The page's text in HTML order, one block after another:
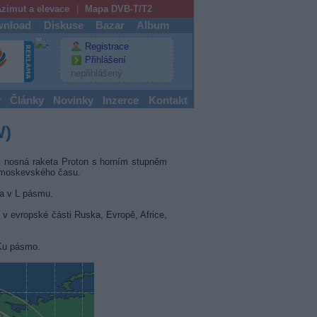
a elevace Mapa DVB-T/T2
Diskuse Bazar Album
Registrace
Přihlášení
nepřihlášený
Články Novinky Inzerce Kontakt
raketa Proton s horním stupněm
času.
v L pásmu.
evropské části Ruska, Evropě, Africe,
pásmo.